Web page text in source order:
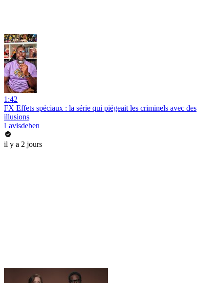
1:42
FX Effets spéciaux : la série qui piégeait les criminels avec des
illusions
Lavisdeben
il y a 2 jours